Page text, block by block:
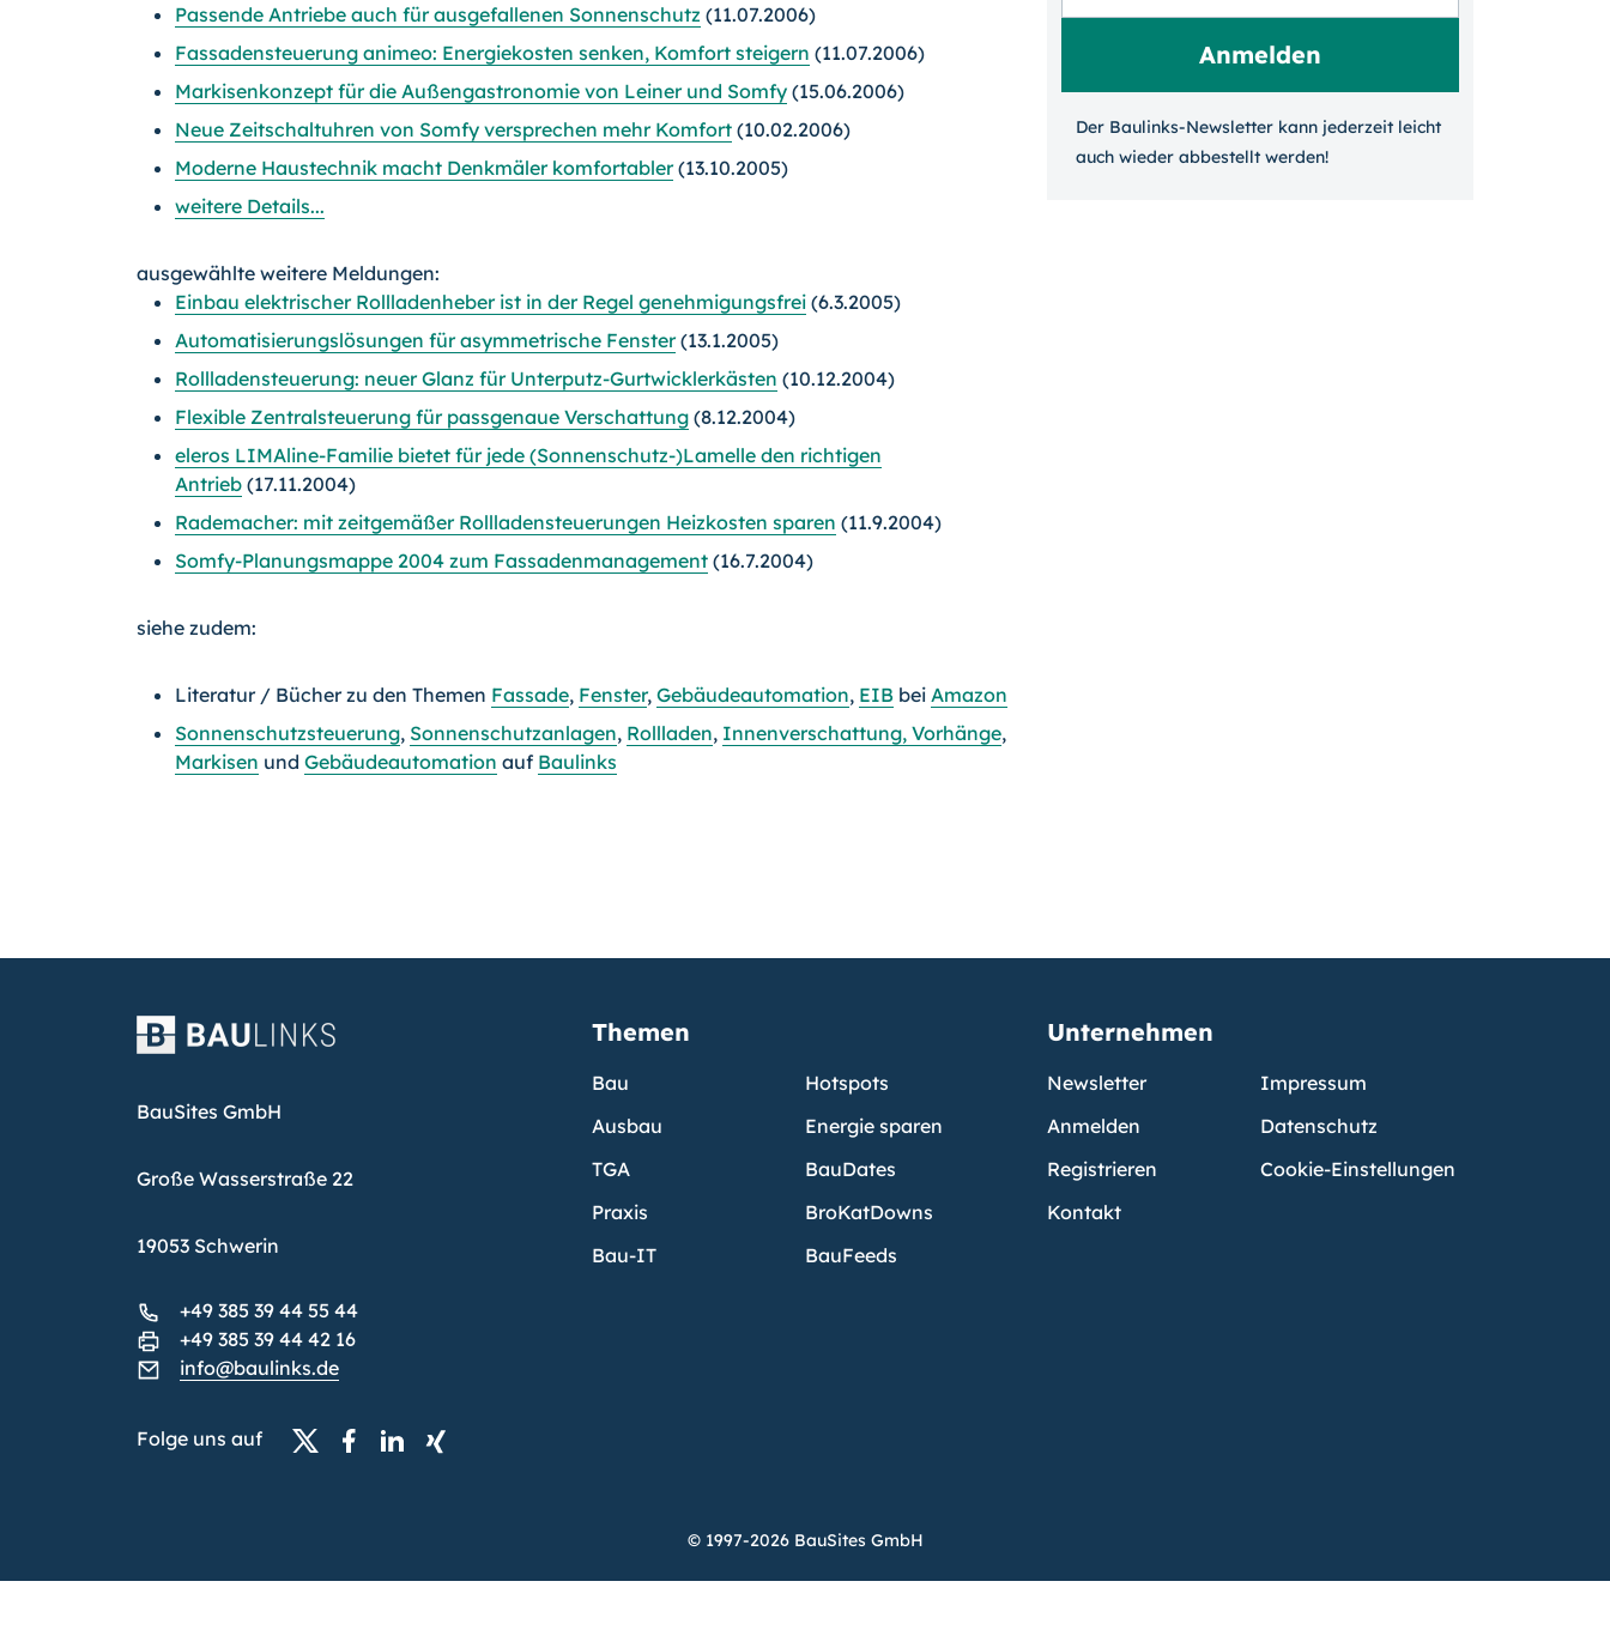
Passende Antriebe auch für ausgefallenen Sonnenschutz (11.07.2006)
Fassadensteuerung animeo: Energiekosten senken, Komfort steigern (11.07.2006)
Markisenkonzept für die Außengastronomie von Leiner und Somfy (15.06.2006)
Neue Zeitschaltuhren von Somfy versprechen mehr Komfort (10.02.2006)
Moderne Haustechnik macht Denkmäler komfortabler(13.10.2005)
weitere Details...
ausgewählte weitere Meldungen:
Einbau elektrischer Rollladenheber ist in der Regel genehmigungsfrei (6.3.2005)
Automatisierungslösungen für asymmetrische Fenster(13.1.2005)
Rollladensteuerung: neuer Glanz für Unterputz-Gurtwicklerkästen (10.12.2004)
Flexible Zentralsteuerung für passgenaue Verschattung (8.12.2004)
eleros LIMAline-Familie bietet für jede (Sonnenschutz-)Lamelle den richtigen
Antrieb (17.11.2004)
Rademacher: mit zeitgemäßer Rollladensteuerungen Heizkosten sparen (11.9.2004)
Somfy-Planungsmappe 2004 zum Fassadenmanagement (16.7.2004)
siehe zudem:
Literatur / Bücher zu den Themen Fassade, Fenster, Gebäudeautomation, EIB bei Amazon
Sonnenschutzsteuerung, Sonnenschutzanlagen, Rollladen, Innenverschattung, Vorhänge,
Markisen und Gebäudeautomation auf Baulinks
Der Baulinks-Newsletter kann jeder­zeit leicht
auch wieder ab­bestellt werden!
BauSites GmbH
Große Wasserstraße 22
19053 Schwerin
+49 385 39 44 55 44
+49 385 39 44 42 16
info@baulinks.de
Folge uns auf
Themen
Bau
Ausbau
TGA
Praxis
Bau-IT
Hotspots
Energie sparen
BauDates
BroKatDowns
BauFeeds
Unternehmen
Newsletter
Anmelden
Registrieren
Kontakt
Impressum
Datenschutz
Cookie-Einstellungen
© 1997-2026 BauSites GmbH